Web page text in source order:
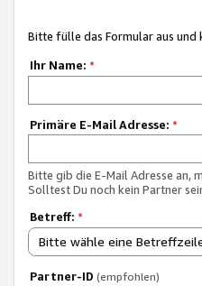
Bitte fülle das Formular aus und
Ihr Name: *
Primäre E-Mail Adresse: *
Bitte gib die E-Mail Adresse an,
Solltest Du noch kein Partner
Betreff: *
Bitte wähle eine
Partner-ID (empfohlen)